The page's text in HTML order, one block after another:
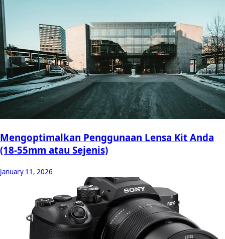
Mengoptimalkan Penggunaan Lensa Kit Anda
(18-55mm atau Sejenis)
January 11, 2026